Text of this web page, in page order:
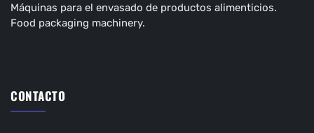
Máquinas para el envasado de productos alimenticios.
Food packaging machinery.
CONTACTO